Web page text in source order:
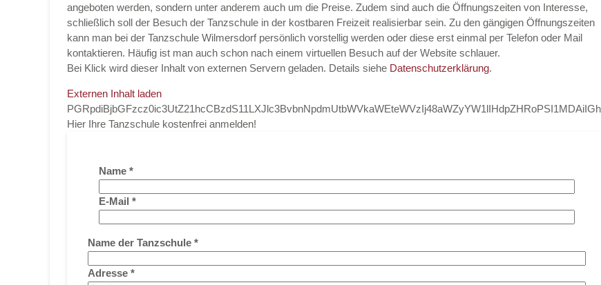
angeboten werden, sondern unter anderem auch um die Preise. Zudem sind auch die Öffnungszeiten von Interesse,
schließlich soll der Besuch der Tanzschule in der kostbaren Freizeit realisierbar sein. Zu den gängigen Öffnungszeiten
kann man bei der Tanzschule Wilmersdorf persönlich vorstellig werden oder diese erst einmal per Telefon oder Mail
kontaktieren. Häufig ist man auch schon nach einem virtuellen Besuch auf der Website schlauer.
Bei Klick wird dieser Inhalt von externen Servern geladen. Details siehe Datenschutzerklärung.
Externen Inhalt laden
Hier Ihre Tanzschule kostenfrei anmelden!
Name *
E-Mail *
Name der Tanzschule *
Adresse *